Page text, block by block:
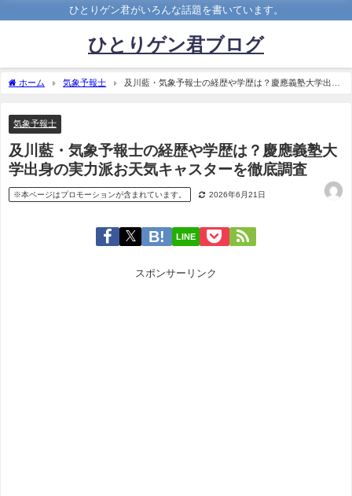
ひとりゲン君がいろんな話題を書いています。
ひとりゲン君ブログ
ホーム 気象予報士
及川藍・気象予報士の経歴や学歴は？慶應義塾大学出身
気象予報士
及川藍・気象予報士の経歴や学歴は？慶應義塾大
学出身の実力派お天気キャスターを徹底調査
※本ページはプロモーションが含まれています。 2026年6月21日
LINE
スポンサーリンク